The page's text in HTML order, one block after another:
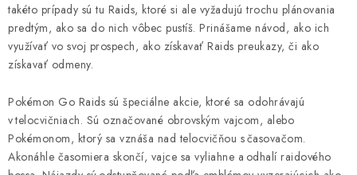
takéto prípady sú tu Raids, ktoré si ale vyžadujú trochu plánovania
predtým, ako sa do nich vôbec pustíš. Prinášame návod, ako ich
využívať vo svoj prospech, ako získavať Raids preukazy, či ako
získavať odmeny.
Pokémon Go Raids sú špeciálne akcie, ktoré sa odohrávajú
v telocvičniach. Sú označované obrovským vajcom, alebo
Pokémonom, ktorý sa vznáša nad telocvičňou s časovačom.
Akonáhle časomiera skončí, vajce sa vyliahne a odhalí raidového